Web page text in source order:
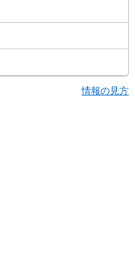
情報の見方